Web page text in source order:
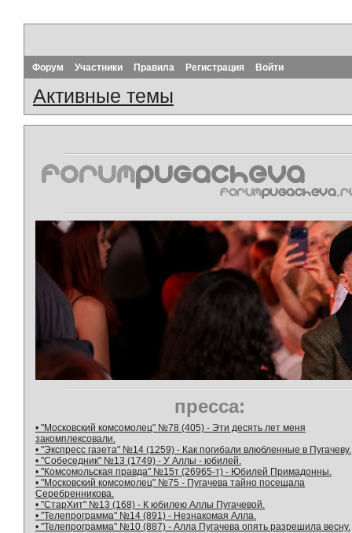
Форум Участники Правила Регистрация Войти
Активные темы
пресса:
• "Московский комсомолец" №78 (405) - Эти десять лет меня
закомплексовали.
• "Экспресс газета" №14 (1259) - Как погибали влюбленные в Пугачеву.
• "Собеседник" №13 (1749) - У Аллы - юбилей.
• "Комсомольская правда" №15т (26965-т) - Юбилей Примадонны.
• "Московский комсомолец" №75 - Пугачева тайно посещала
Серебренникова.
• "СтарХит" №13 (168) - К юбилею Аллы Пугачевой.
• "Телепрограмма" №14 (891) - Незнакомая Алла.
• "Телепрограмма" №10 (887) - Алла Пугачева опять разрешила весну.